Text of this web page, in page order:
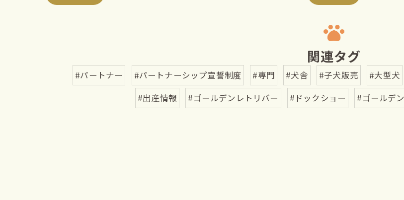
関連タグ
#パートナー #パートナーシップ宣誓制度 #専門 #犬舎 #子犬販売 #大型犬
#出産情報
#ゴールデンレトリバー #ドックショー #ゴールデン